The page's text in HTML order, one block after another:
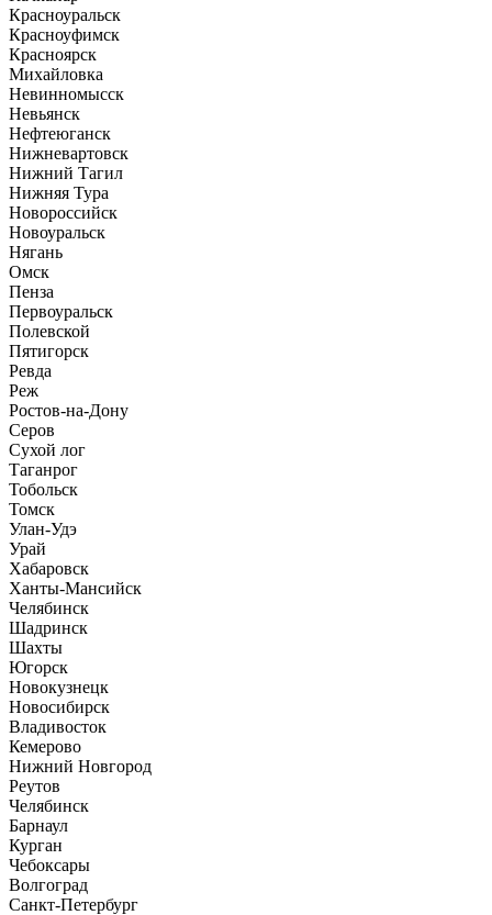
Красноуральск
Красноуфимск
Красноярск
Михайловка
Невинномысск
Невьянск
Нефтеюганск
Нижневартовск
Нижний Тагил
Нижняя Тура
Новороссийск
Новоуральск
Нягань
Омск
Пенза
Первоуральск
Полевской
Пятигорск
Ревда
Реж
Ростов-на-Дону
Серов
Сухой лог
Таганрог
Тобольск
Томск
Улан-Удэ
Урай
Хабаровск
Ханты-Мансийск
Челябинск
Шадринск
Шахты
Югорск
Новокузнецк
Новосибирск
Владивосток
Кемерово
Нижний Новгород
Реутов
Челябинск
Барнаул
Курган
Чебоксары
Волгоград
Санкт-Петербург